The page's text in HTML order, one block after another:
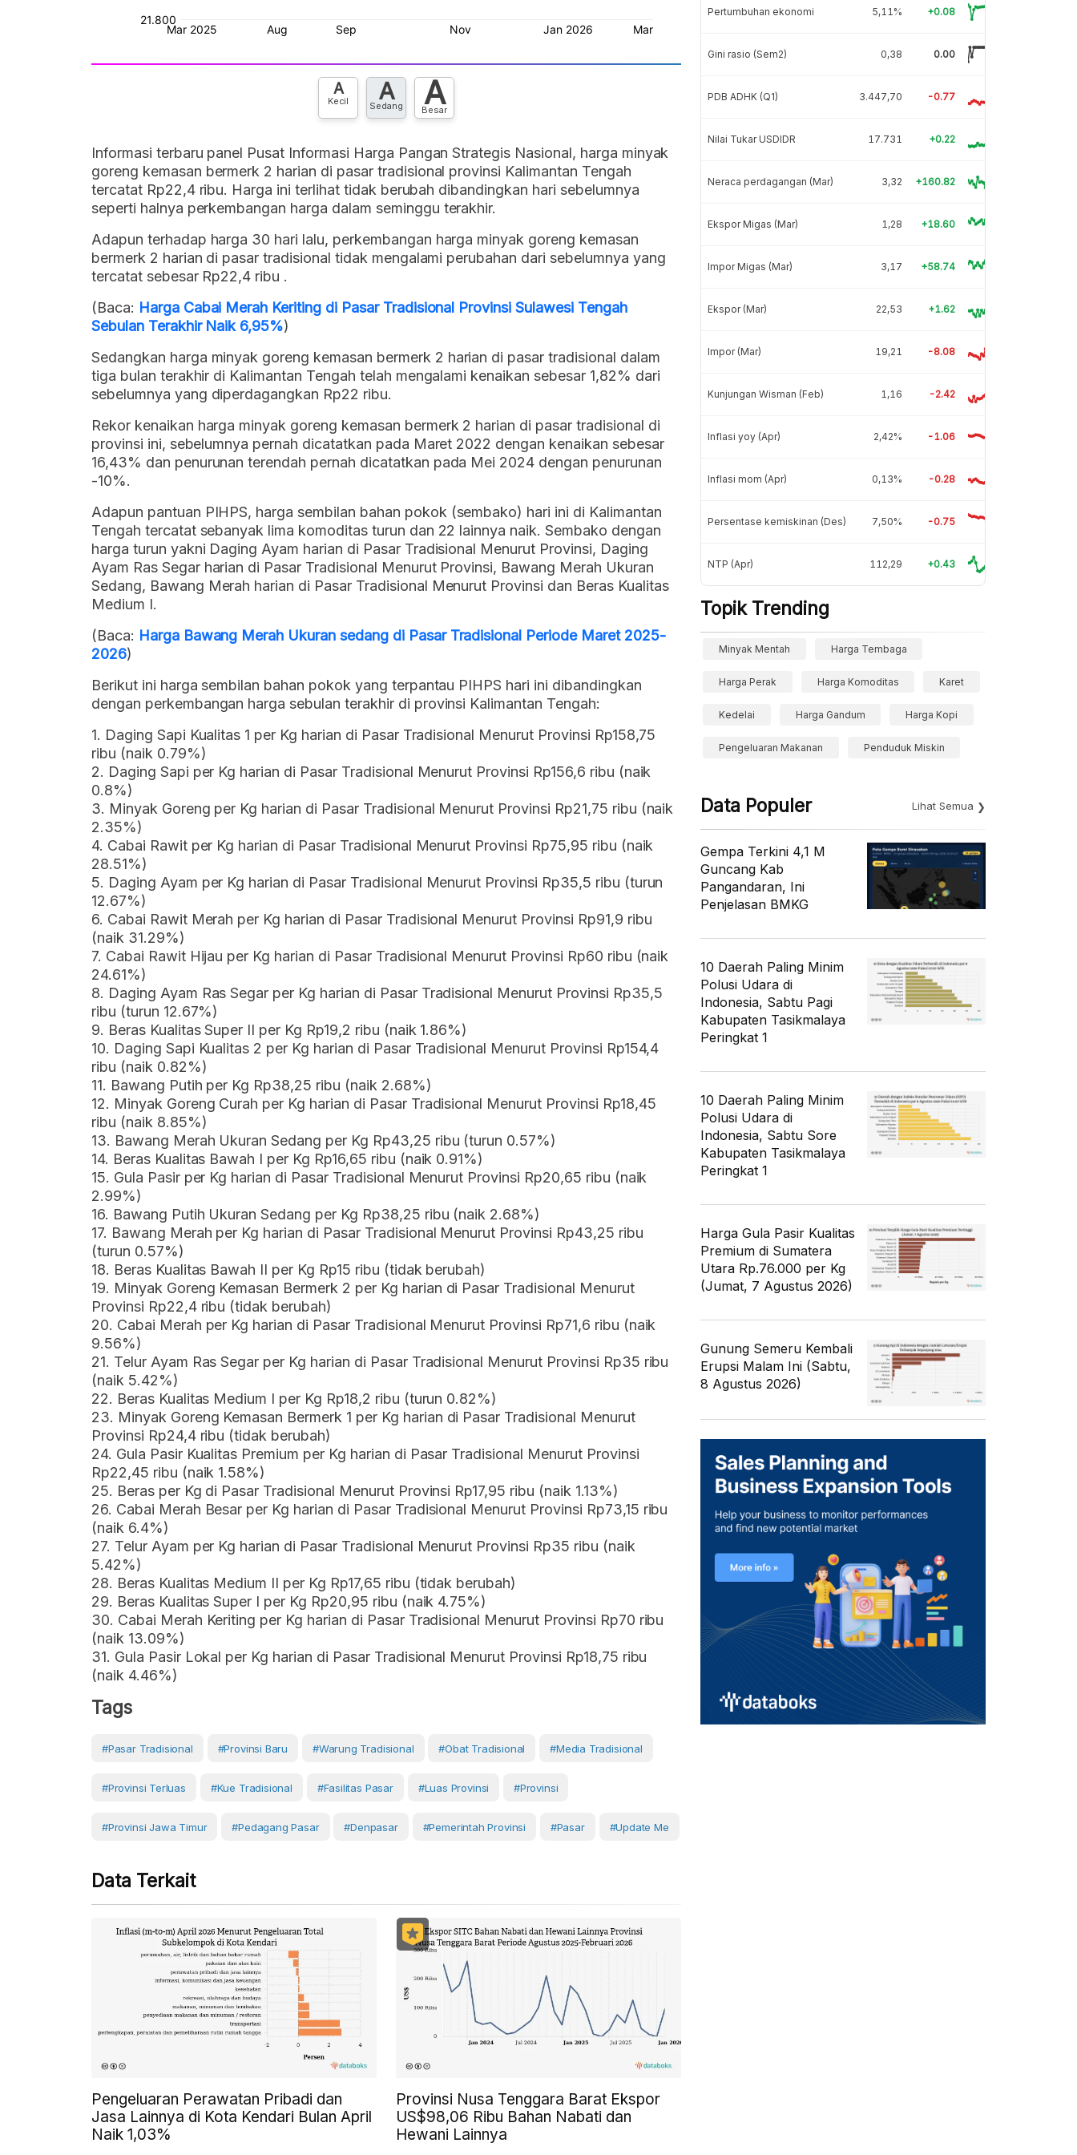
A
Kecil A
Sedang A
Besar
Informasi terbaru panel Pusat Informasi Harga Pangan Strategis Nasional, harga minyak
goreng kemasan bermerk 2 harian di pasar tradisional provinsi Kalimantan Tengah
tercatat Rp22,4 ribu. Harga ini terlihat tidak berubah dibandingkan hari sebelumnya
seperti halnya perkembangan harga dalam seminggu terakhir.
Adapun terhadap harga 30 hari lalu, perkembangan harga minyak goreng kemasan
bermerk 2 harian di pasar tradisional tidak mengalami perubahan dari sebelumnya yang
tercatat sebesar Rp22,4 ribu .
(Baca: Harga Cabai Merah Keriting di Pasar Tradisional Provinsi Sulawesi Tengah
Sebulan Terakhir Naik 6,95%)
Sedangkan harga minyak goreng kemasan bermerk 2 harian di pasar tradisional dalam
tiga bulan terakhir di Kalimantan Tengah telah mengalami kenaikan sebesar 1,82% dari
sebelumnya yang diperdagangkan Rp22 ribu.
Rekor kenaikan harga minyak goreng kemasan bermerk 2 harian di pasar tradisional di
provinsi ini, sebelumnya pernah dicatatkan pada Maret 2022 dengan kenaikan sebesar
16,43% dan penurunan terendah pernah dicatatkan pada Mei 2024 dengan penurunan
-10%.
Adapun pantuan PIHPS, harga sembilan bahan pokok (sembako) hari ini di Kalimantan
Tengah tercatat sebanyak lima komoditas turun dan 22 lainnya naik. Sembako dengan
harga turun yakni Daging Ayam harian di Pasar Tradisional Menurut Provinsi, Daging
Ayam Ras Segar harian di Pasar Tradisional Menurut Provinsi, Bawang Merah Ukuran
Sedang, Bawang Merah harian di Pasar Tradisional Menurut Provinsi dan Beras Kualitas
Medium I.
(Baca: Harga Bawang Merah Ukuran sedang di Pasar Tradisional Periode Maret 2025-
2026)
Berikut ini harga sembilan bahan pokok yang terpantau PIHPS hari ini dibandingkan
dengan perkembangan harga sebulan terakhir di provinsi Kalimantan Tengah:
1. Daging Sapi Kualitas 1 per Kg harian di Pasar Tradisional Menurut Provinsi Rp158,75
ribu (naik 0.79%)
2. Daging Sapi per Kg harian di Pasar Tradisional Menurut Provinsi Rp156,6 ribu (naik
0.8%)
3. Minyak Goreng per Kg harian di Pasar Tradisional Menurut Provinsi Rp21,75 ribu (naik
2.35%)
4. Cabai Rawit per Kg harian di Pasar Tradisional Menurut Provinsi Rp75,95 ribu (naik
28.51%)
5. Daging Ayam per Kg harian di Pasar Tradisional Menurut Provinsi Rp35,5 ribu (turun
12.67%)
6. Cabai Rawit Merah per Kg harian di Pasar Tradisional Menurut Provinsi Rp91,9 ribu
(naik 31.29%)
7. Cabai Rawit Hijau per Kg harian di Pasar Tradisional Menurut Provinsi Rp60 ribu (naik
24.61%)
8. Daging Ayam Ras Segar per Kg harian di Pasar Tradisional Menurut Provinsi Rp35,5
ribu (turun 12.67%)
9. Beras Kualitas Super II per Kg Rp19,2 ribu (naik 1.86%)
10. Daging Sapi Kualitas 2 per Kg harian di Pasar Tradisional Menurut Provinsi Rp154,4
ribu (naik 0.82%)
11. Bawang Putih per Kg Rp38,25 ribu (naik 2.68%)
12. Minyak Goreng Curah per Kg harian di Pasar Tradisional Menurut Provinsi Rp18,45
ribu (naik 8.85%)
13. Bawang Merah Ukuran Sedang per Kg Rp43,25 ribu (turun 0.57%)
14. Beras Kualitas Bawah I per Kg Rp16,65 ribu (naik 0.91%)
15. Gula Pasir per Kg harian di Pasar Tradisional Menurut Provinsi Rp20,65 ribu (naik
2.99%)
16. Bawang Putih Ukuran Sedang per Kg Rp38,25 ribu (naik 2.68%)
17. Bawang Merah per Kg harian di Pasar Tradisional Menurut Provinsi Rp43,25 ribu
(turun 0.57%)
18. Beras Kualitas Bawah II per Kg Rp15 ribu (tidak berubah)
19. Minyak Goreng Kemasan Bermerk 2 per Kg harian di Pasar Tradisional Menurut
Provinsi Rp22,4 ribu (tidak berubah)
20. Cabai Merah per Kg harian di Pasar Tradisional Menurut Provinsi Rp71,6 ribu (naik
9.56%)
21. Telur Ayam Ras Segar per Kg harian di Pasar Tradisional Menurut Provinsi Rp35 ribu
(naik 5.42%)
22. Beras Kualitas Medium I per Kg Rp18,2 ribu (turun 0.82%)
23. Minyak Goreng Kemasan Bermerk 1 per Kg harian di Pasar Tradisional Menurut
Provinsi Rp24,4 ribu (tidak berubah)
24. Gula Pasir Kualitas Premium per Kg harian di Pasar Tradisional Menurut Provinsi
Rp22,45 ribu (naik 1.58%)
25. Beras per Kg di Pasar Tradisional Menurut Provinsi Rp17,95 ribu (naik 1.13%)
26. Cabai Merah Besar per Kg harian di Pasar Tradisional Menurut Provinsi Rp73,15 ribu
(naik 6.4%)
27. Telur Ayam per Kg harian di Pasar Tradisional Menurut Provinsi Rp35 ribu (naik
5.42%)
28. Beras Kualitas Medium II per Kg Rp17,65 ribu (tidak berubah)
29. Beras Kualitas Super I per Kg Rp20,95 ribu (naik 4.75%)
30. Cabai Merah Keriting per Kg harian di Pasar Tradisional Menurut Provinsi Rp70 ribu
(naik 13.09%)
31. Gula Pasir Lokal per Kg harian di Pasar Tradisional Menurut Provinsi Rp18,75 ribu
(naik 4.46%)
Tags
#Pasar Tradisional #provinsi Baru #warung Tradisional #Obat Tradisional #media Tradisional
#provinsi Terluas #kue Tradisional #fasilitas Pasar #luas Provinsi #Provinsi
#provinsi Jawa Timur #Pedagang Pasar #Denpasar #Pemerintah Provinsi #Pasar #Update Me
Data Terkait
Pengeluaran Perawatan Pribadi dan
Jasa Lainnya di Kota Kendari Bulan April
Naik 1,03%
Provinsi Nusa Tenggara Barat Ekspor
US$98,06 Ribu Bahan Nabati dan
Hewani Lainnya
Pertumbuhan ekonomi 5,11% +0.08
Gini rasio (Sem2) 0,38 0.00
PDB ADHK (Q1) 3.447,70 -0.77
Nilai Tukar USDIDR 17.731 +0.22
Neraca perdagangan (Mar) 3,32 +160.82
Ekspor Migas (Mar) 1,28 +18.60
Impor Migas (Mar) 3,17 +58.74
Ekspor (Mar) 22,53 +1.62
Impor (Mar) 19,21 -8.08
Kunjungan Wisman (Feb) 1,16 -2.42
Inflasi yoy (Apr) 2,42% -1.06
Inflasi mom (Apr) 0,13% -0.28
Persentase kemiskinan (Des) 7,50% -0.75
NTP (Apr) 112,29 +0.43
Topik Trending
Minyak Mentah Harga Tembaga
Harga Perak Harga Komoditas Karet
Kedelai Harga Gandum Harga Kopi
Pengeluaran Makanan Penduduk Miskin
Data Populer Lihat Semua
Gempa Terkini 4,1 M
Guncang Kab
Pangandaran, Ini
Penjelasan BMKG
10 Daerah Paling Minim
Polusi Udara di
Indonesia, Sabtu Pagi
Kabupaten Tasikmalaya
Peringkat 1
10 Daerah Paling Minim
Polusi Udara di
Indonesia, Sabtu Sore
Kabupaten Tasikmalaya
Peringkat 1
Harga Gula Pasir Kualitas
Premium di Sumatera
Utara Rp.76.000 per Kg
(Jumat, 7 Agustus 2026)
Gunung Semeru Kembali
Erupsi Malam Ini (Sabtu,
8 Agustus 2026)